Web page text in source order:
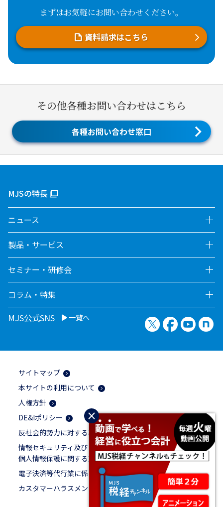
×
まずはお気軽にお問い合わせください。
資料請求はこちら
その他各種お問い合わせはこちら
各種お問い合わせ窓口
MJSの特長
ニュース
製品・サービス
セミナー・研修会
コラム・特集
MJS公式SNS
一覧へ X（旧Twitter）
Facebook
サイトマップ
本サイトの利用について
人権方針
DE&Iポリシー
反社会的勢力に対する基本方針
情報セキュリティ及び
個人情報保護に関する方針
電子決済等代行業に係る表示
カスタマーハラスメントに対する基本方針